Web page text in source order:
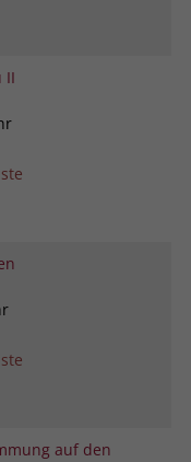
II
auf den